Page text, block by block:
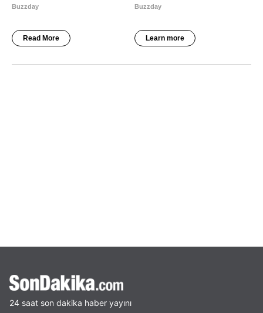
24 saat son dakika haber yayını